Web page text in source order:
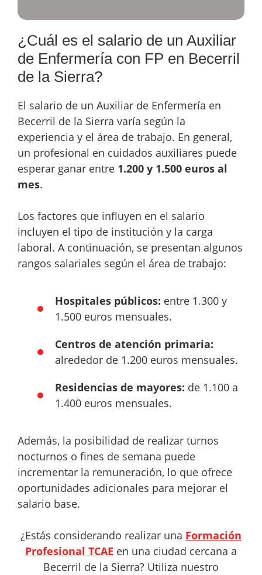
¿Cuál es el salario de un Auxiliar
de Enfermería con FP en Becerril
de la Sierra?
El salario de un Auxiliar de Enfermería en
Becerril de la Sierra varía según la
experiencia y el área de trabajo. En general,
un profesional en cuidados auxiliares puede
esperar ganar entre 1.200 y 1.500 euros al
mes.
Los factores que influyen en el salario
incluyen el tipo de institución y la carga
laboral. A continuación, se presentan algunos
rangos salariales según el área de trabajo:
Hospitales públicos: entre 1.300 y
1.500 euros mensuales.
Centros de atención primaria:
alrededor de 1.200 euros mensuales.
Residencias de mayores: de 1.100 a
1.400 euros mensuales.
Además, la posibilidad de realizar turnos
nocturnos o fines de semana puede
incrementar la remuneración, lo que ofrece
oportunidades adicionales para mejorar el
salario base.
¿Estás considerando realizar una Formación
Profesional TCAE en una ciudad cercana a
Becerril de la Sierra? Utiliza nuestro